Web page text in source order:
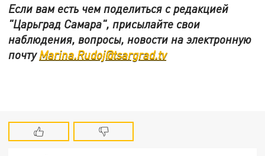
Если вам есть чем поделиться с редакцией
"Царьград Самара", присылайте свои
наблюдения, вопросы, новости на электронную
почтуMarina.Rudoj@tsargrad.tv